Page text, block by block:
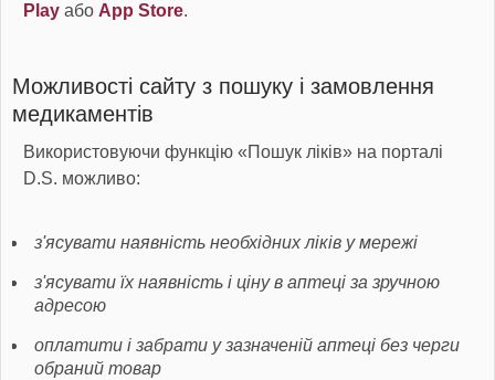
Play або App Store.
Можливості сайту з пошуку і замовлення
медикаментів
Використовуючи функцію «Пошук ліків» на порталі
D.S. можливо:
з'ясувати наявність необхідних ліків у мережі
з'ясувати їх наявність і ціну в аптеці за зручною
адресою
оплатити і забрати у зазначеній аптеці без черги
обраний товар